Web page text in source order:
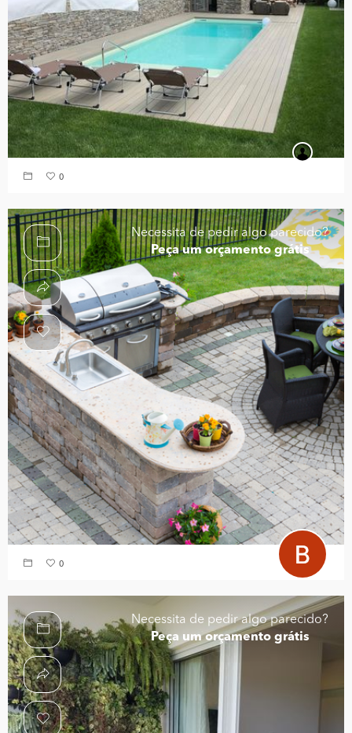
0
Necessita de pedir algo parecido?
Peça um orçamento grátis
0
Necessita de pedir algo parecido?
Peça um orçamento grátis